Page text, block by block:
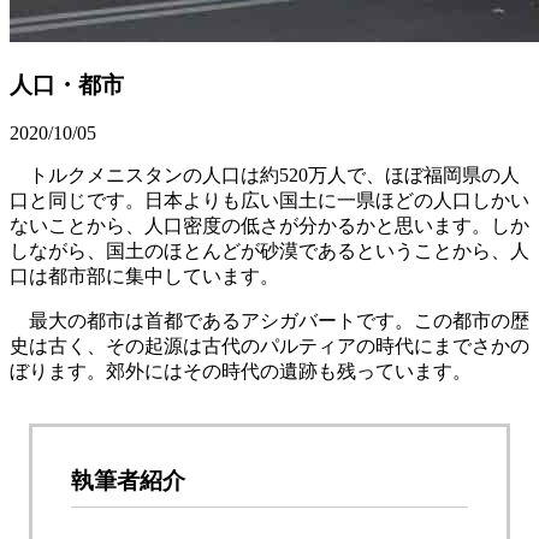
人口・都市
2020/10/05
トルクメニスタンの人口は約520万人で、ほぼ福岡県の人
口と同じです。日本よりも広い国土に一県ほどの人口しかい
ないことから、人口密度の低さが分かるかと思います。しか
しながら、国土のほとんどが砂漠であるということから、人
口は都市部に集中しています。
最大の都市は首都であるアシガバートです。この都市の歴
史は古く、その起源は古代のパルティアの時代にまでさかの
ぼります。郊外にはその時代の遺跡も残っています。
執筆者紹介